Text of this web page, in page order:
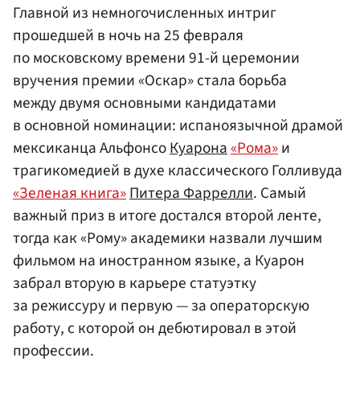
Главной из немногочисленных интриг
прошедшей в ночь на 25 февраля
по московскому времени 91-й церемонии
вручения премии «Оскар» стала борьба
между двумя основными кандидатами
в основной номинации: испаноязычной драмой
мексиканца АльфонсоКуарона«Рома»и
трагикомедией в духе классического Голливуда
«Зеленая книга»Питера Фаррелли. Самый
важный приз в итоге достался второй ленте,
тогда как «Рому» академики назвали лучшим
фильмом на иностранном языке, а Куарон
забрал вторую в карьере статуэтку
за режиссуру и первую — за операторскую
работу, с которой он дебютировал в этой
профессии.